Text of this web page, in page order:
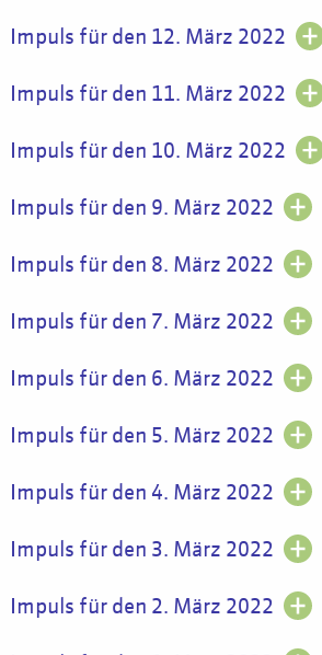
Impuls für den 12. März 2022
Impuls für den 11. März 2022
Impuls für den 10. März 2022
Impuls für den 9. März 2022
Impuls für den 8. März 2022
Impuls für den 7. März 2022
Impuls für den 6. März 2022
Impuls für den 5. März 2022
Impuls für den 4. März 2022
Impuls für den 3. März 2022
Impuls für den 2. März 2022